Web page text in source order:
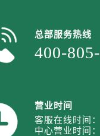
总部服务热线
400-
营业时间
客服在线时间
中心营业时间